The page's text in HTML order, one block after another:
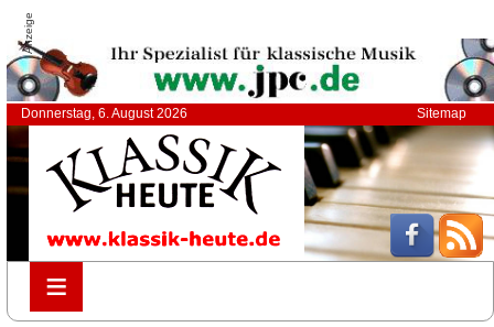
Anzeige
Donnerstag, 6. August 2026 Sitemap
≡
≡